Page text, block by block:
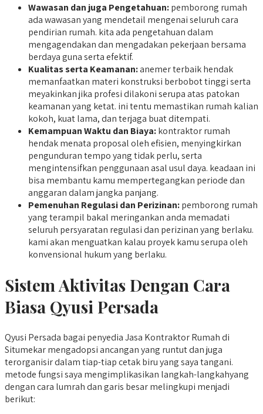
Wawasan dan juga Pengetahuan:pemborong rumah
ada wawasan yang mendetail mengenai seluruh cara
pendirian rumah. kita ada pengetahuan dalam
mengagendakan dan mengadakan pekerjaan bersama
berdaya guna serta efektif.
Kualitas serta Keamanan:anemer terbaik hendak
memanfaatkan materi konstruksi berbobot tinggi serta
meyakinkan jika profesi dilakoni serupa atas patokan
keamanan yang ketat. ini tentu memastikan rumah kalian
kokoh, kuat lama, dan terjaga buat ditempati.
Kemampuan Waktu dan Biaya:kontraktor rumah
hendak menata proposal oleh efisien, menyingkirkan
pengunduran tempo yang tidak perlu, serta
mengintensifkan penggunaan asal usul daya. keadaan ini
bisa membantu kamu mempertegangkan periode dan
anggaran dalam jangka panjang.
Pemenuhan Regulasi dan Perizinan:pemborong rumah
yang terampil bakal meringankan anda memadati
seluruh persyaratan regulasi dan perizinan yang berlaku.
kami akan menguatkan kalau proyek kamu serupa oleh
konvensional hukum yang berlaku.
Sistem Aktivitas Dengan Cara
Biasa Qyusi Persada
Qyusi Persada bagai penyedia Jasa Kontraktor Rumah di
Situmekar mengadopsi ancangan yang runtut dan juga
terorganisir dalam tiap-tiap cetak biru yang saya tangani.
metode fungsi saya mengimplikasikan langkah-langkahyang
dengan cara lumrah dan garis besar melingkupi menjadi
berikut: